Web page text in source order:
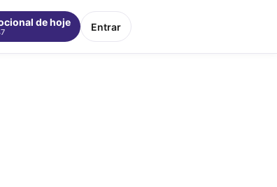
de hoje Entrar